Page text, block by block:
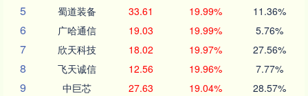
5 蜀道装备 33.61 19.99% 11.36%
6 广哈通信 19.03 19.99% 5.76%
7 欣天科技 18.02 19.97% 27.56%
8 飞天诚信 12.56 19.96% 7.77%
9 中巨芯 27.63 19.04% 28.57%